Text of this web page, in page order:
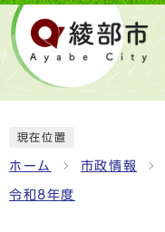
現在位置
ホーム 市政情報
令和8年度